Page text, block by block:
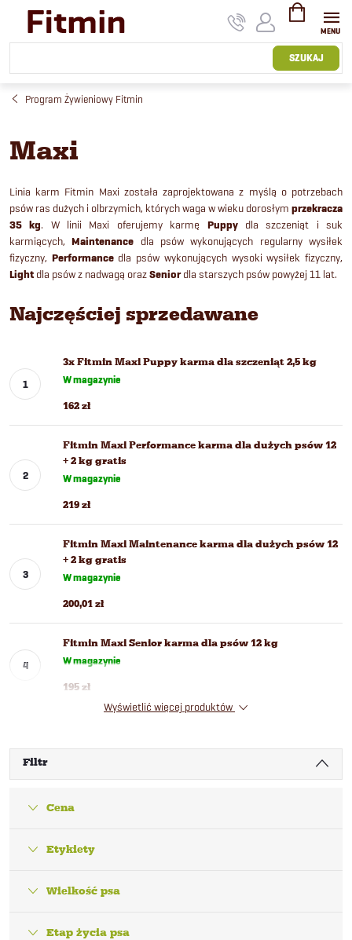
treści
SZUKAJ
KOSZYK
Program Żywieniowy Fitmin
Maxi
Linia karm Fitmin Maxi została zaprojektowana z myślą o potrzebach
psów ras dużych i olbrzymich, których waga w wieku dorosłym przekracza
35 kg. W linii Maxi oferujemy karmę Puppydla szczeniąt i suk
karmiących,Maintenance dla psów wykonujących regularny wysiłek
fizyczny, Performancedla psów wykonujących wysoki wysiłek fizyczny,
Light dla psów z nadwagą orazSeniordla starszych psów powyżej 11 lat.
Najczęściej sprzedawane
3x Fitmin Maxi Puppy karma dla szczeniąt 2,5 kg
W magazynie
162 zł
Fitmin Maxi Performance karma dla dużych psów 12
+ 2 kg gratis
W magazynie
219 zł
Fitmin Maxi Maintenance karma dla dużych psów 12
+ 2 kg gratis
W magazynie
200,01 zł
Fitmin Maxi Senior karma dla psów 12 kg
W magazynie
195 zł
Wyświetlić więcej produktów
Filtr
Cena
Etykiety
Wielkość psa
Etap życia psa